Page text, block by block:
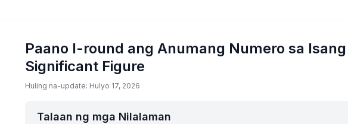
Paano I-round ang Anumang Numero sa
Significant Figure
Huling na-update: Hulyo 17, 2026
Talaan ng mga Nilalaman